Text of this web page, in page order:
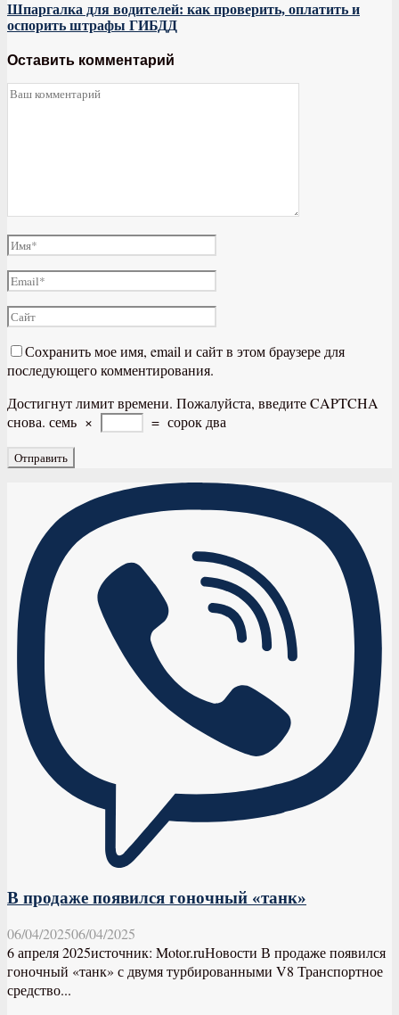
Шпаргалка для водителей: как проверить, оплатить и
оспорить штрафы ГИБДД
Оставить комментарий
Сохранить мое имя, email и сайт в этом браузере для
последующего комментирования.
Достигнут лимит времени. Пожалуйста, введите CAPTCHA
снова. семь × = сорок два
В продаже появился гоночный «танк»
06/04/202506/04/2025
6 апреля 2025источник: Motor.ruНовости В продаже появился
гоночный «танк» с двумя турбированными V8 Транспортное
средство...